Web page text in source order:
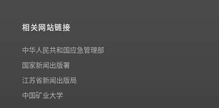
相关网站链接
中华人民共和国应急管理部
国家新闻出版署
江苏省新闻出版局
中国矿业大学